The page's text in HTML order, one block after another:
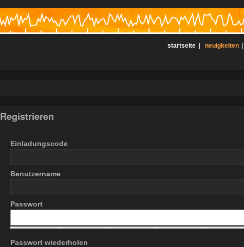
startseite neuigkeiten
Registrieren
Einladungscode
Benutzername
Passwort
Passwort wiederholen